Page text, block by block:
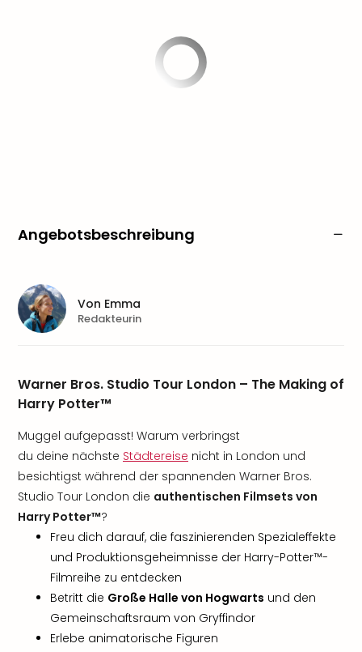
Angebotsbeschreibung
Warner Bros. Studio Tour London – The Making of
Harry Potter™
Muggel aufgepasst! Warum verbringst
du deine nächste Städtereise nicht in London und
besichtigst während der spannenden Warner Bros.
Studio Tour London die authentischen Filmsets von
Harry Potter™?
Freu dich darauf, die faszinierenden Spezialeffekte
und Produktionsgeheimnisse der Harry-Potter™-
Filmreihe zu entdecken
Betritt die Große Halle von Hogwarts und den
Gemeinschaftsraum von Gryffindor
Erlebe animatorische Figuren
Von Emma
Redakteurin